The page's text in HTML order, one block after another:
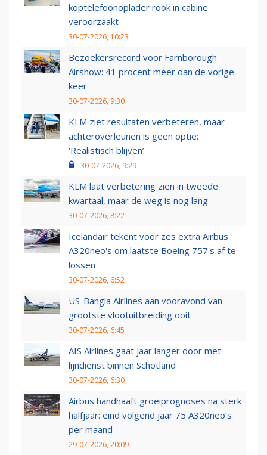
koptelefoonoplader rook in cabine
veroorzaakt
30-07-2026, 10:23
Bezoekersrecord voor Farnborough
Airshow: 41 procent meer dan de vorige
keer
30-07-2026, 9:30
KLM ziet resultaten verbeteren, maar
achteroverleunen is geen optie:
‘Realistisch blijven’
30-07-2026, 9:29
KLM laat verbetering zien in tweede
kwartaal, maar de weg is nog lang
30-07-2026, 8:22
Icelandair tekent voor zes extra Airbus
A320neo's om laatste Boeing 757's af te
lossen
30-07-2026, 6:52
US-Bangla Airlines aan vooravond van
grootste vlootuitbreiding ooit
30-07-2026, 6:45
AIS Airlines gaat jaar langer door met
lijndienst binnen Schotland
30-07-2026, 6:30
Airbus handhaaft groeiprognoses na sterk
halfjaar: eind volgend jaar 75 A320neo’s
per maand
29-07-2026, 20:09